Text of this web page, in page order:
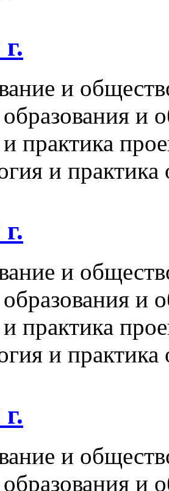
и
и
практика
и практика
и
и
практика
и практика
и
и